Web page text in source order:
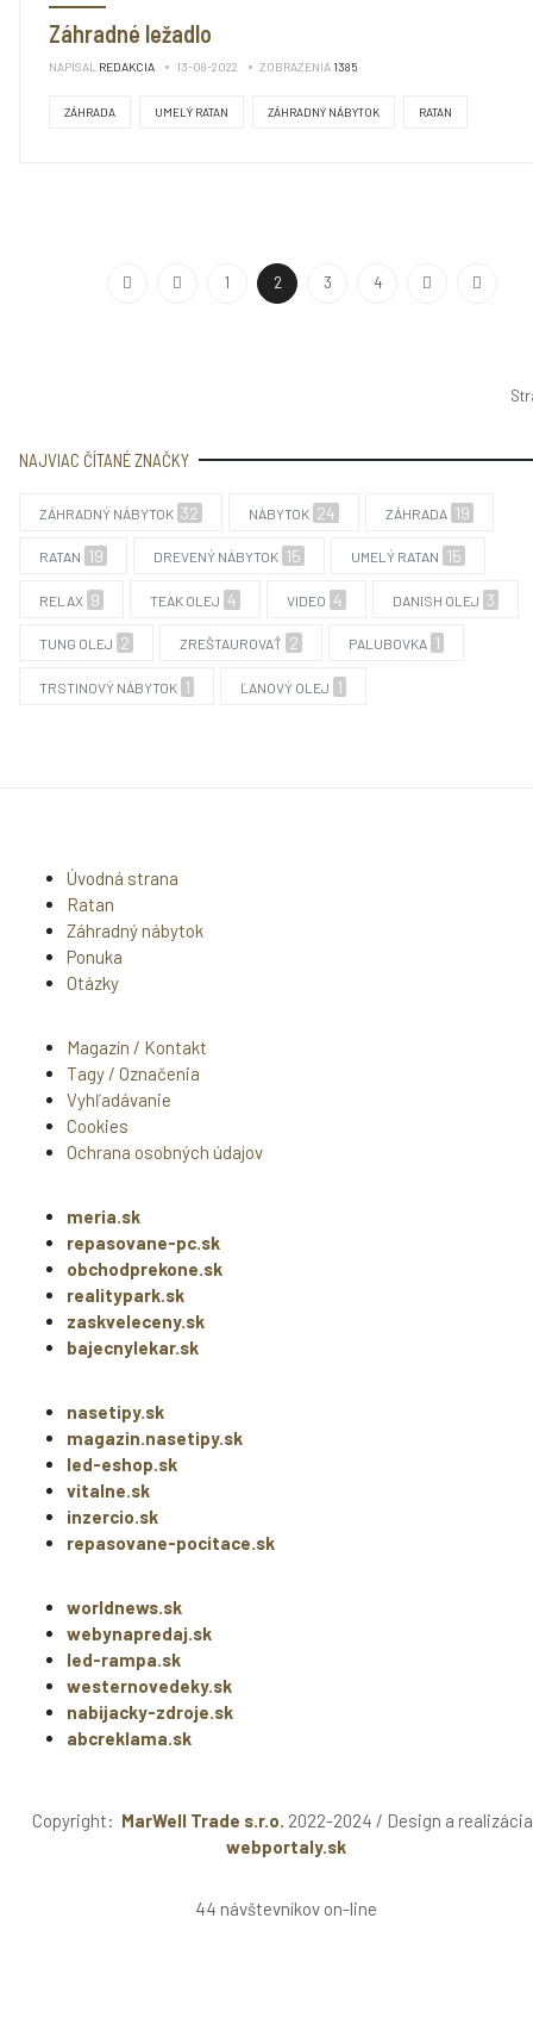
Záhradné ležadlo
NAPÍSAL REDAKCIA 13-08-2022 ZOBRAZENIA 1385
ZÁHRADA UMELÝ RATAN ZÁHRADNÝ NÁBYTOK RATAN
1 2 3 4
NAJVIAC ČÍTANÉ ZNAČKY
ZÁHRADNÝ NÁBYTOK 32 NÁBYTOK 24 ZÁHRADA 19
RATAN 19 DREVENÝ NÁBYTOK 15 UMELÝ RATAN 15
RELAX 9 TEAK OLEJ 4 VIDEO 4 DANISH OLEJ 3
TUNG OLEJ 2 ZREŠTAUROVAŤ 2 PALUBOVKA 1
TRSTINOVÝ NÁBYTOK 1 ĽANOVÝ OLEJ 1
Úvodná strana
Ratan
Záhradný nábytok
Ponuka
Otázky
Magazín / Kontakt
Tagy / Označenia
Vyhľadávanie
Cookies
Ochrana osobných údajov
meria.sk
repasovane-pc.sk
obchodprekone.sk
realitypark.sk
zaskveleceny.sk
bajecnylekar.sk
nasetipy.sk
magazin.nasetipy.sk
led-eshop.sk
vitalne.sk
inzercio.sk
repasovane-pocitace.sk
worldnews.sk
webynapredaj.sk
led-rampa.sk
westernovedeky.sk
nabijacky-zdroje.sk
abcreklama.sk
Copyright: MarWell Trade s.r.o. 2022-2024 / Design a
webportaly.sk
44 návštevníkov on-line